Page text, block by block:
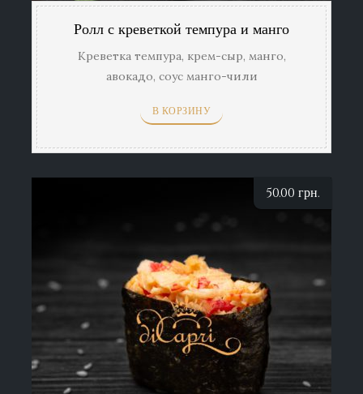
Ролл с креветкой темпура и манго
Креветка темпура, крем-сыр, манго,
авокадо, соус манго-чили
В КОРЗИНУ
50.00 грн.